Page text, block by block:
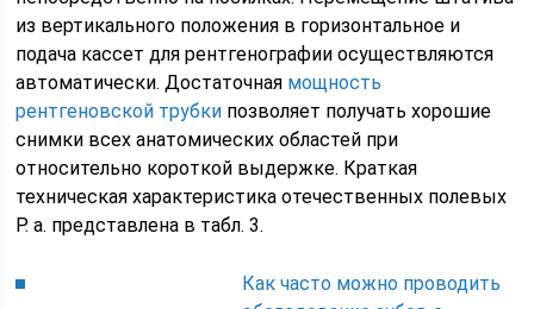
из вертикального положения в горизонтальное и
подача кассет для рентгенографии осуществляются
автоматически. Достаточная мощность
рентгеновской трубки позволяет получать хорошие
снимки всех анатомических областей при
относительно короткой выдержке. Краткая
техническая характеристика отечественных полевых
Р. а. представлена в табл. 3.
Как часто можно проводить